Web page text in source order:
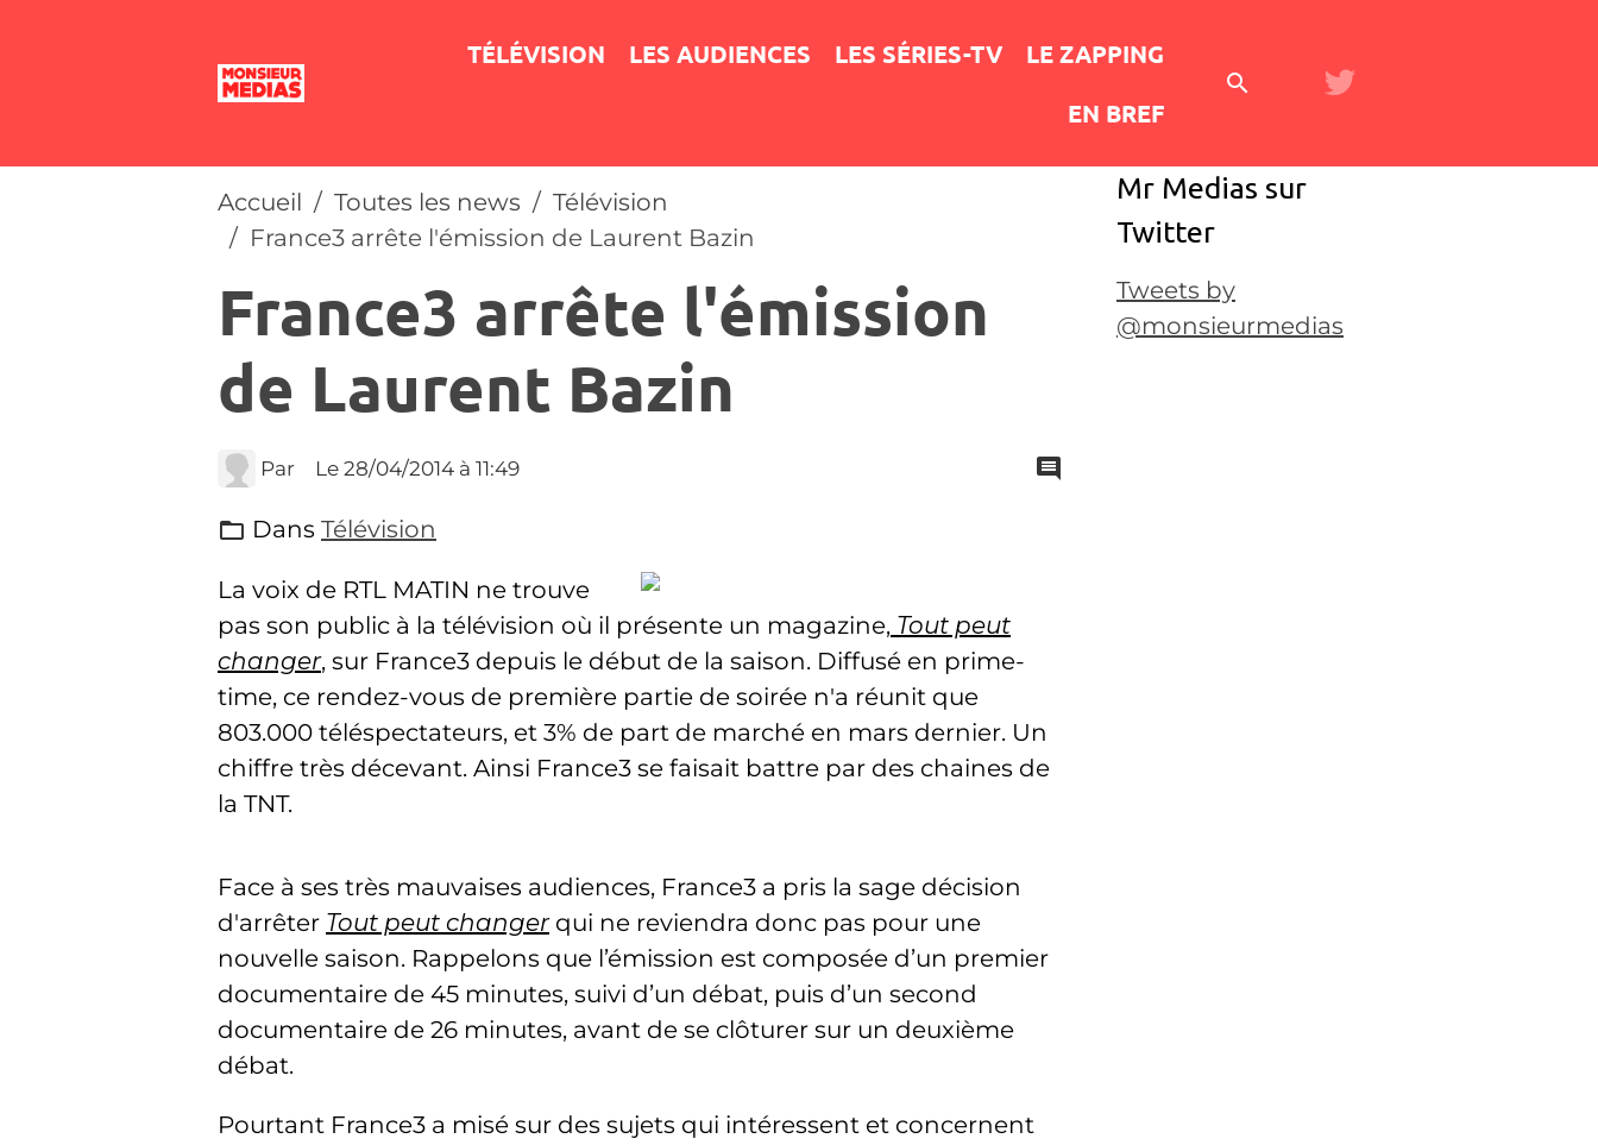
TÉLÉVISION LES AUDIENCES LES SÉRIES-TV
LE ZAPPING
EN BREF
Accueil Toutes les news
Télévision
France3 arrête l'émission de Laurent Bazin
France3 arrête l'émission
de Laurent Bazin
Par Le 28/04/2014 à 11:49
Dans Télévision
La voix de RTL MATIN ne trouve
pas son public à la télévision où il présente un magazine, Tout peut
changer, sur France3 depuis le début de la saison. Diffusé en prime-
time, ce rendez-vous de première partie de soirée n'a réunit que
803.000 téléspectateurs, et 3% de part de marché en mars dernier. Un
chiffre très décevant. Ainsi France3 se faisait battre par des chaines de
la TNT.
Face à ses très mauvaises audiences, France3 a pris la sage décision
d'arrêter Tout peut changerqui ne reviendra donc pas pour une
nouvelle saison. Rappelons que l’émission est composée d’un premier
documentaire de 45 minutes, suivi d’un débat, puis d’un second
documentaire de 26 minutes, avant de se clôturer sur un deuxième
débat.
Pourtant France3 a misé sur des sujets qui intéressent et concernent
Mr Medias sur
Twitter
Tweets by
@monsieurmedias